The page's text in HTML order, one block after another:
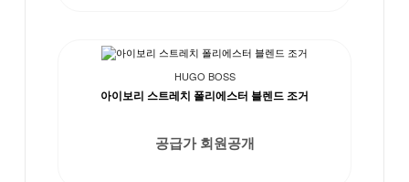
HUGO BOSS
아이보리 스트레치 폴리에스터 블렌드 조거
공급가 회원공개